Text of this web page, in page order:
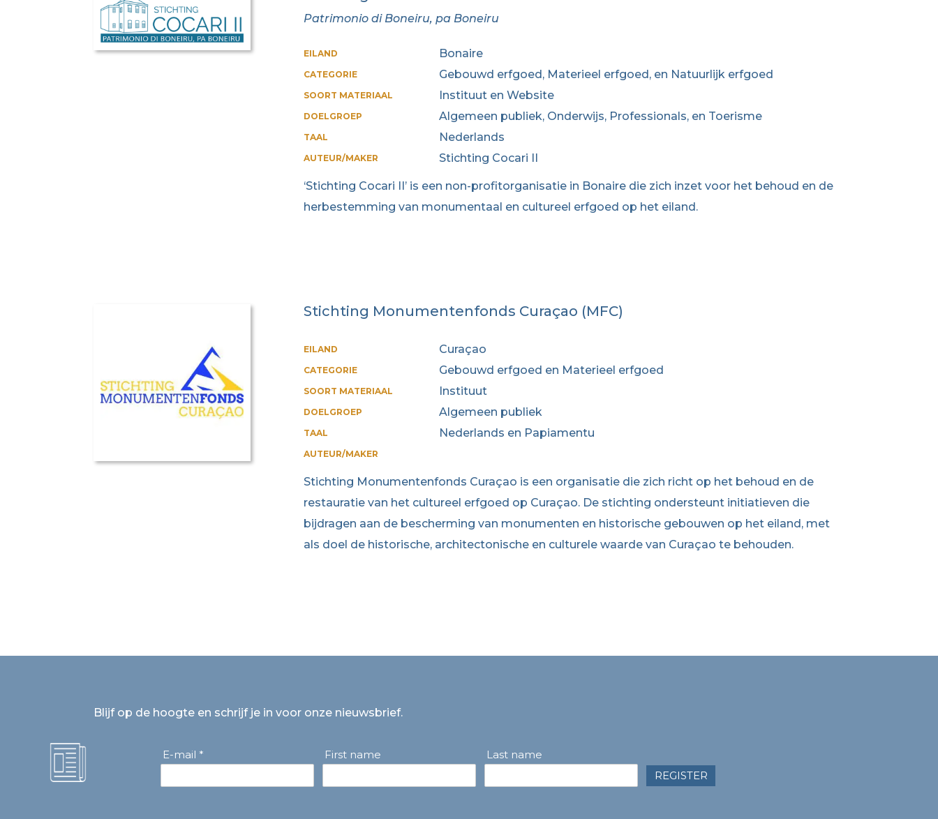
Patrimonio di Boneiru, pa Boneiru
EILAND Bonaire
CATEGORIE Gebouwd erfgoed, Materieel erfgoed, en Natuurlijk erfgoed
SOORT MATERIAAL Instituut en Website
DOELGROEP Algemeen publiek, Onderwijs, Professionals, en Toerisme
TAAL Nederlands
AUTEUR/MAKER Stichting Cocari II
‘Stichting Cocari II’ is een non-profitorganisatie in Bonaire die zich inzet voor het behoud en de
herbestemming van monumentaal en cultureel erfgoed op het eiland.
Stichting Monumentenfonds Curaçao (MFC)
EILAND Curaçao
CATEGORIE Gebouwd erfgoed en Materieel erfgoed
SOORT MATERIAAL Instituut
DOELGROEP Algemeen publiek
TAAL Nederlands en Papiamentu
AUTEUR/MAKER
Stichting Monumentenfonds Curaçao is een organisatie die zich richt op het behoud en de
restauratie van het cultureel erfgoed op Curaçao. De stichting ondersteunt initiatieven die
bijdragen aan de bescherming van monumenten en historische gebouwen op het eiland, met
als doel de historische, architectonische en culturele waarde van Curaçao te behouden.
Blijf op de hoogte en schrijf je in voor onze nieuwsbrief.
E-mail * First name
Last name
REGISTER